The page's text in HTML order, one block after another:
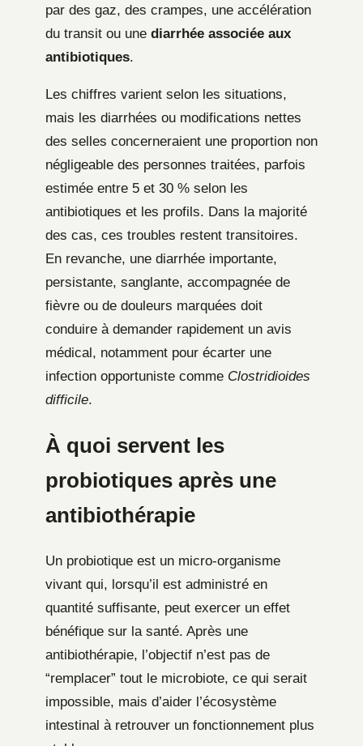
par des gaz, des crampes, une accélération
du transit ou une diarrhée associée aux
antibiotiques.
Les chiffres varient selon les situations,
mais les diarrhées ou modifications nettes
des selles concerneraient une proportion non
négligeable des personnes traitées, parfois
estimée entre 5 et 30 % selon les
antibiotiques et les profils. Dans la majorité
des cas, ces troubles restent transitoires.
En revanche, une diarrhée importante,
persistante, sanglante, accompagnée de
fièvre ou de douleurs marquées doit
conduire à demander rapidement un avis
médical, notamment pour écarter une
infection opportuniste comme Clostridioides
difficile.
À quoi servent les
probiotiques après une
antibiothérapie
Un probiotique est un micro-organisme
vivant qui, lorsqu’il est administré en
quantité suffisante, peut exercer un effet
bénéfique sur la santé. Après une
antibiothérapie, l’objectif n’est pas de
“remplacer” tout le microbiote, ce qui serait
impossible, mais d’aider l’écosystème
intestinal à retrouver un fonctionnement plus